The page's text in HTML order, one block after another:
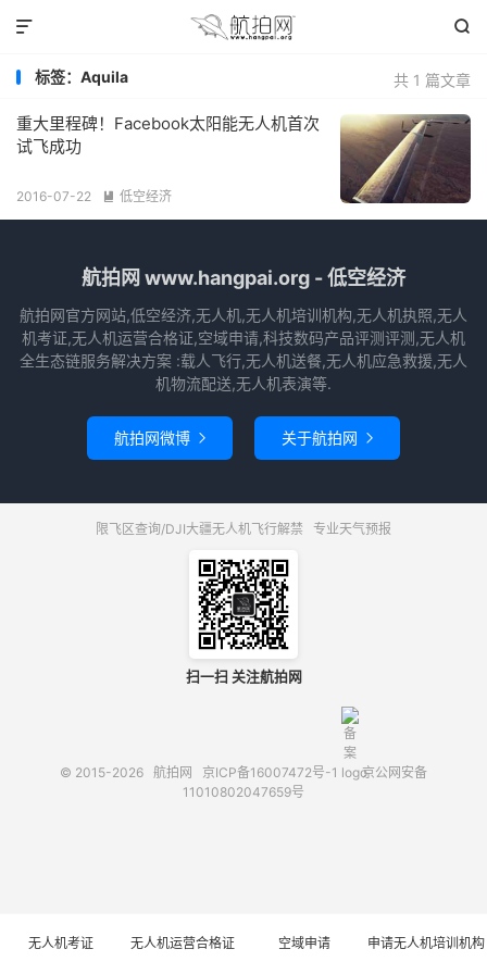


共 1 篇文章
标签：Aquila
重大里程碑！Facebook太阳能无人机首次
试飞成功
2016-07-22  低空经济
航拍网 www.hangpai.org - 低空经济
航拍网官方网站,低空经济,无人机,无人机培训机构,无人机执照,无人
机考证,无人机运营合格证,空域申请,科技数码产品评测评测,无人机
全生态链服务解决方案 :载人飞行,无人机送餐,无人机应急救援,无人
机物流配送,无人机表演等.
航拍网微博  关于航拍网 
限飞区查询/DJI大疆无人机飞行解禁 专业天气预报
扫一扫 关注航拍网
© 2015-2026 航拍网 京ICP备16007472号-1
京公网安备
11010802047659号
无人机考证 无人机运营合格证 空域申请 申请无人机培训机构